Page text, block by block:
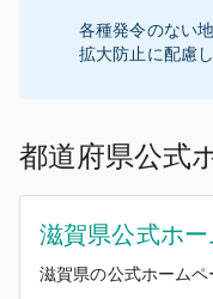
各種発令のない
拡大防止に配慮
都道府県公式
滋賀県公式ホ
滋賀県の公式ホームペ